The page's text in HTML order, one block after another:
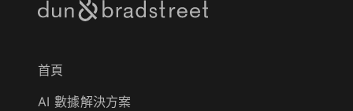
首頁
AI 數據解決方案